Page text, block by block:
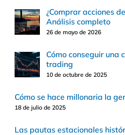
¿Comprar acciones
Análisis completo
26 de mayo de 2026
Cómo conseguir una
trading
10 de octubre de 2025
Cómo se hace millonaria la
18 de julio de 2025
Las pautas estacionales